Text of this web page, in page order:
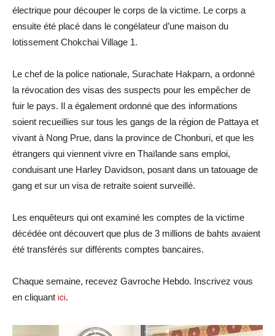
électrique pour découper le corps de la victime. Le corps a
ensuite été placé dans le congélateur d’une maison du
lotissement Chokchai Village 1.
Le chef de la police nationale, Surachate Hakparn, a ordonné
la révocation des visas des suspects pour les empêcher de
fuir le pays. Il a également ordonné que des informations
soient recueillies sur tous les gangs de la région de Pattaya et
vivant à Nong Prue, dans la province de Chonburi, et que les
étrangers qui viennent vivre en Thaïlande sans emploi,
conduisant une Harley Davidson, posant dans un tatouage de
gang et sur un visa de retraite soient surveillé.
Les enquêteurs qui ont examiné les comptes de la victime
décédée ont découvert que plus de 3 millions de bahts avaient
été transférés sur différents comptes bancaires.
Chaque semaine, recevez Gavroche Hebdo. Inscrivez vous
en cliquant ici.